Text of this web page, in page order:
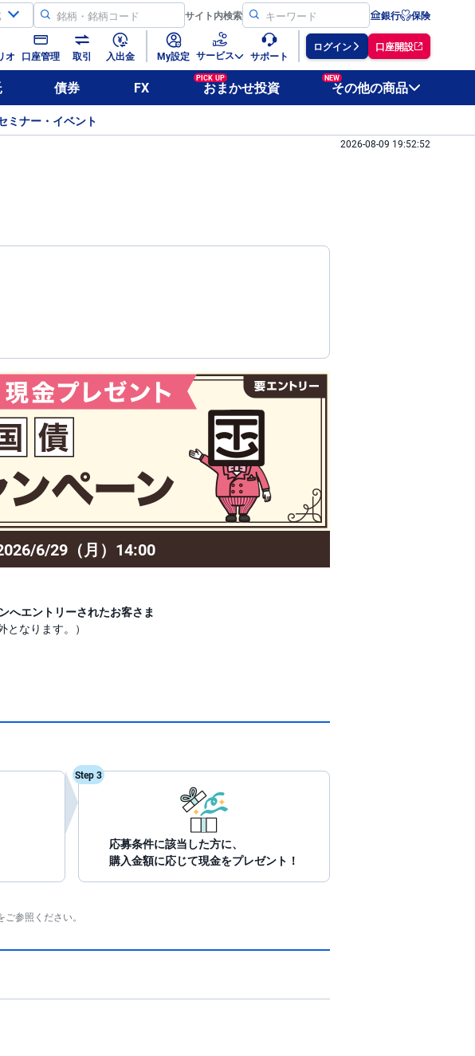
サイト内検索 銀行 保険
オ 口座管理 取引 入出金 My設定 サービス サポート
ログイン 口座開設
債券 FX
PICK UP
おまかせ投資
NEW
その他の商品
ミナー・イベント
2026-08-09 19:52:52
6/29（月）14:00
へエントリーされたお客さま
なります。）
Step 3
応募条件に該当した方に、
購入金額に応じて現金をプレゼント！
参照ください。